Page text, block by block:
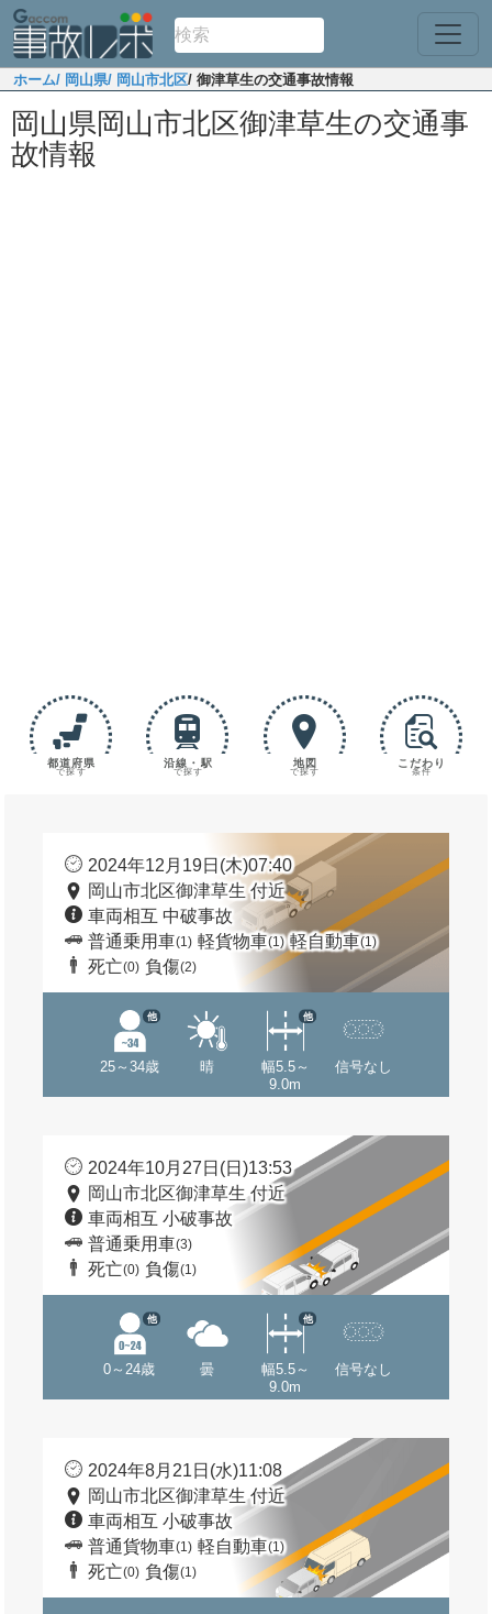
ホーム/ 岡山県/ 岡山市北区/ 御津草生の交通事故情報
岡山県岡山市北区御津草生の交通事
故情報
都道府県
で探す
沿線・駅
で探す
地図
で探す
こだわり
条件
2024年12月19日(木)07:40
岡山市北区御津草生 付近
車両相互 中破事故
普通乗用車(1) 軽貨物車(1) 軽自動車(1)
死亡(0) 負傷(2)
25～34歳
他
晴
幅5.5～
9.0m
他
信号なし
2024年10月27日(日)13:53
岡山市北区御津草生 付近
車両相互 小破事故
普通乗用車(3)
死亡(0) 負傷(1)
0～24歳
他
曇
幅5.5～
9.0m
他
信号なし
2024年8月21日(水)11:08
岡山市北区御津草生 付近
車両相互 小破事故
普通貨物車(1) 軽自動車(1)
死亡(0) 負傷(1)